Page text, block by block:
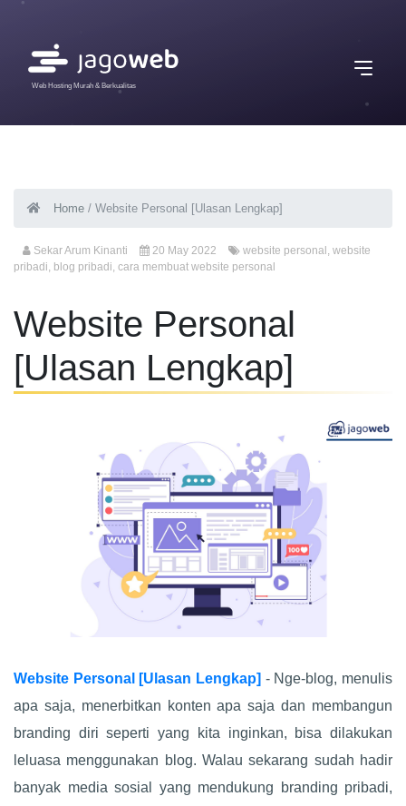
Web Hosting Murah & Berkualitas
Home / Website Personal [Ulasan Lengkap]
Sekar Arum Kinanti 20 May 2022 website personal , website
pribadi, blog pribadi, cara membuat website personal
Website Personal
[Ulasan Lengkap]
Website Personal [Ulasan Lengkap] - Nge-blog, menulis
apa saja, menerbitkan konten apa saja dan membangun
branding diri seperti yang kita inginkan, bisa dilakukan
leluasa menggunakan blog. Walau sekarang sudah hadir
banyak media sosial yang mendukung branding pribadi,